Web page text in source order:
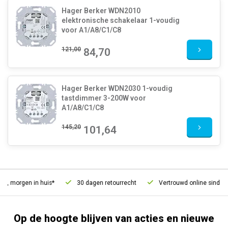
Hager Berker WDN2010
elektronische schakelaar 1-voudig
voor A1/A8/C1/C8
121,00 84,70
Hager Berker WDN2030 1-voudig
tastdimmer 3-200W voor
A1/A8/C1/C8
145,20 101,64
morgen in huis* 30 dagen retourrecht Vertrouwd online sinds
Op de hoogte blijven van acties en nieuwe